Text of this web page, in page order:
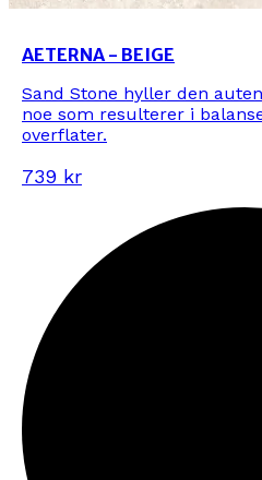
AETERNA - BEIGE
Sand Stone hyller den
noe som resulterer i
overflater.
739 kr